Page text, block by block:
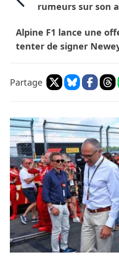
rumeurs sur son
Alpine F1 lance une
tenter de signer
Partage